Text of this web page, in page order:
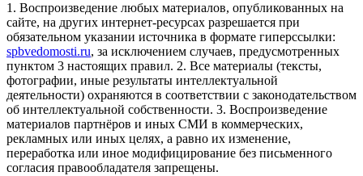
1. Воспроизведение любых материалов, опубликованных на
сайте, на других интернет-ресурсах разрешается при
обязательном указании источника в формате гиперссылки:
spbvedomosti.ru, за исключением случаев, предусмотренных
пунктом 3 настоящих правил. 2. Все материалы (тексты,
фотографии, иные результаты интеллектуальной
деятельности) охраняются в соответствии с законодательством
об интеллектуальной собственности. 3. Воспроизведение
материалов партнёров и иных СМИ в коммерческих,
рекламных или иных целях, а равно их изменение,
переработка или иное модифицирование без письменного
согласия правообладателя запрещены.